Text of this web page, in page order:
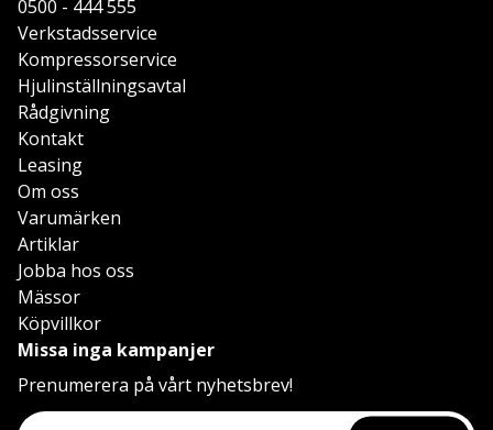
0500 - 444 555
Verkstadsservice
Kompressorservice
Hjulinställningsavtal
Rådgivning
Kontakt
Leasing
Om oss
Varumärken
Artiklar
Jobba hos oss
Mässor
Köpvillkor
Missa inga kampanjer
Prenumerera på vårt nyhetsbrev!